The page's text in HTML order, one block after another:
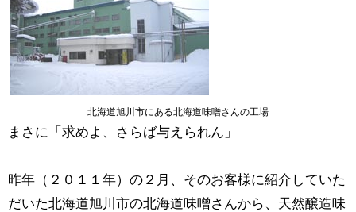
北海道旭川市にある北海道味噌さんの工場
まさに「求めよ、さらば与えられん」
昨年（２０１１年）の２月、そのお客様に紹介していた
だいた北海道旭川市の北海道味噌さんから、天然醸造味